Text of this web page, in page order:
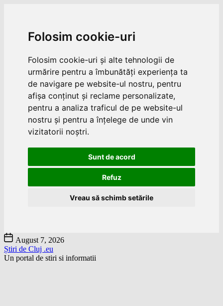
Folosim cookie-uri
Folosim cookie-uri și alte tehnologii de
urmărire pentru a îmbunătăți experiența ta
de navigare pe website-ul nostru, pentru
afișa conținut și reclame personalizate,
pentru a analiza traficul de pe website-ul
nostru și pentru a înțelege de unde vin
vizitatorii noștri.
Sunt de acord
Refuz
Vreau să schimb setările
Skip
to
the
content
August 7, 2026
Știri de Cluj .eu
Un portal de stiri si informatii